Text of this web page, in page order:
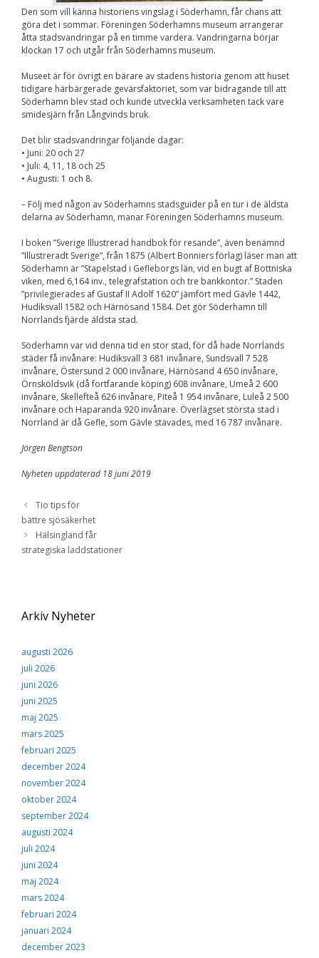
Den som vill känna historiens vingslag i Söderhamn, får chans att
göra det i sommar. Föreningen Söderhamns museum arrangerar
åtta stadsvandringar på en timme vardera. Vandringarna börjar
klockan 17 och utgår från Söderhamns museum.
Museet är för övrigt en bärare av stadens historia genom att huset
tidigare härbärgerade gevärsfaktoriet, som var bidragande till att
Söderhamn blev stad och kunde utveckla verksamheten tack vare
smidesjärn från Långvinds bruk.
Det blir stadsvandringar följande dagar:
• Juni: 20 och 27
• Juli: 4, 11, 18 och 25
• Augusti: 1 och 8.
– Följ med någon av Söderhamns stadsguider på en tur i de äldsta
delarna av Söderhamn, manar Föreningen Söderhamns museum.
I boken ”Sverige Illustrerad handbok för resande”, även benämnd
”Illustreradt Sverige”, från 1875 (Albert Bonniers förlag) läser man att
Söderhamn är ”Stapelstad i Gefleborgs län, vid en bugt af Bottniska
viken, med 6,164 inv., telegrafstation och tre bankkontor.” Staden
”privilegierades af Gustaf II Adolf 1620” jämfört med Gävle 1442,
Hudiksvall 1582 och Härnösand 1584. Det gör Söderhamn till
Norrlands fjärde äldsta stad.
Söderhamn var vid denna tid en stor stad, för då hade Norrlands
städer få invånare: Hudiksvall 3 681 invånare, Sundsvall 7 528
invånare, Östersund 2 000 invånare, Härnösand 4 650 invånare,
Örnsköldsvik (då fortfarande köping) 608 invånare, Umeå 2 600
invånare, Skellefteå 626 invånare, Piteå 1 954 invånare, Luleå 2 500
invånare och Haparanda 920 invånare. Överlägset största stad i
Norrland är då Gefle, som Gävle stavades, med 16 787 invånare.
Jörgen Bengtson
Nyheten uppdaterad 18 juni 2019
Tio tips för
bättre sjösäkerhet
Hälsingland får
strategiska laddstationer
Arkiv Nyheter
augusti 2026
juli 2026
juni 2026
juni 2025
maj 2025
mars 2025
februari 2025
december 2024
november 2024
oktober 2024
september 2024
augusti 2024
juli 2024
juni 2024
maj 2024
mars 2024
februari 2024
januari 2024
december 2023
För att vår
hemsida ska
prestera så bra
som möjligt
besök. Om du
nekar de här
kakorna
Marknadsföring
Genom att dela med
och ditt beteende när
du surfar ökar du
chansen att få se
personligt anpassat
innehåll och
erbjudanden.